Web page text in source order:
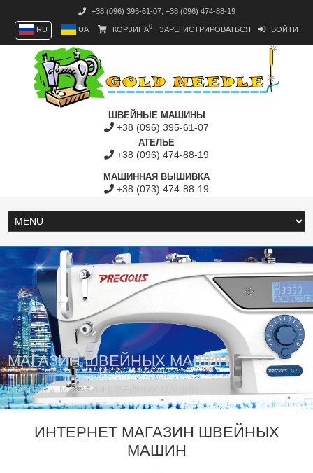
+38 (096) 395-61-07; +38 (096) 474-88-19
RU UA КОРЗИНА0 ЗАРЕГИСТРИРОВАТЬСЯ ВОЙТИ
ШВЕЙНЫЕ МАШИНЫ
+38 (096) 395-61-07
АТЕЛЬЕ
+38 (096) 474-88-19
МАШИННАЯ ВЫШИВКА
+38 (073) 474-88-19
МАГАЗИН ШВЕЙНЫХ МАШИН
ГЛАВНАЯ МАГАЗИН ШВЕЙНЫХ МАШИН
ИНТЕРНЕТ МАГАЗИН ШВЕЙНЫХ
МАШИН